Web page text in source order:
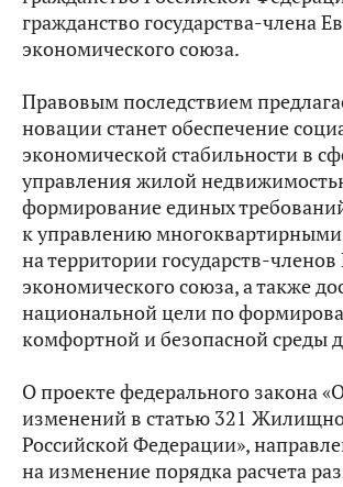
гражданство государства-члена
экономического союза.
Правовым последствием
новации станет обеспечение
экономической стабильности в
управления жилой
формирование единых
к управлению
на территории государств-
экономического союза, а также
национальной цели по
комфортной и безопасной среды
О проекте федерального закона
изменений в статью 321
Российской Федерации»,
на изменение порядка расчета